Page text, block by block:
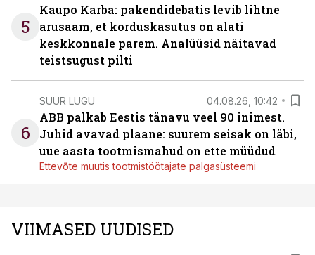
5
Kaupo Karba: pakendidebatis levib lihtne
arusaam, et korduskasutus on alati
keskkonnale parem. Analüüsid näitavad
teistsugust pilti
6
SUUR LUGU 04.08.26, 10:42
ABB palkab Eestis tänavu veel 90 inimest.
Juhid avavad plaane: suurem seisak on läbi,
uue aasta tootmismahud on ette müüdud
Ettevõte muutis tootmistöötajate palgasüsteemi
VIIMASED UUDISED